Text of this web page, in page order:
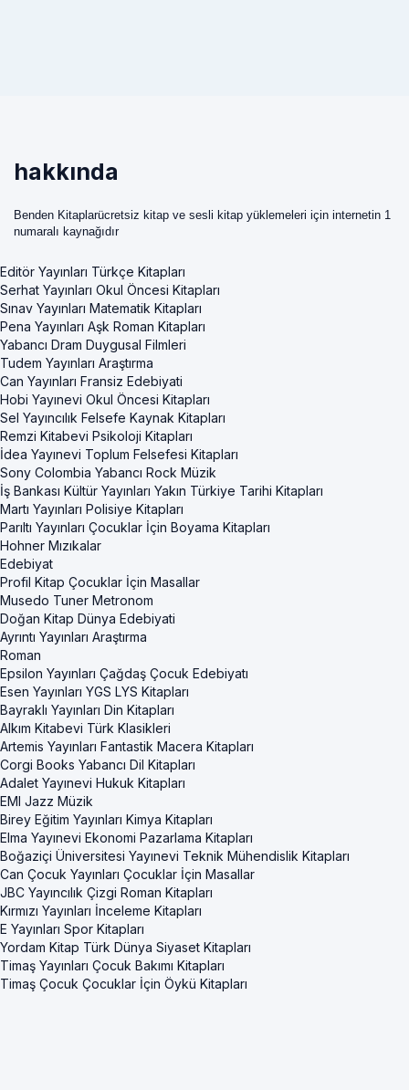
hakkında
Benden Kitaplarücretsiz kitap ve sesli kitap yüklemeleri için internetin 1
numaralı kaynağıdır
Editör Yayınları Türkçe Kitapları
Serhat Yayınları Okul Öncesi Kitapları
Sınav Yayınları Matematik Kitapları
Pena Yayınları Aşk Roman Kitapları
Yabancı Dram Duygusal Filmleri
Tudem Yayınları Araştırma
Can Yayınları Fransiz Edebiyati
Hobi Yayınevi Okul Öncesi Kitapları
Sel Yayıncılık Felsefe Kaynak Kitapları
Remzi Kitabevi Psikoloji Kitapları
İdea Yayınevi Toplum Felsefesi Kitapları
Sony Colombia Yabancı Rock Müzik
İş Bankası Kültür Yayınları Yakın Türkiye Tarihi Kitapları
Martı Yayınları Polisiye Kitapları
Parıltı Yayınları Çocuklar İçin Boyama Kitapları
Hohner Mızıkalar
Edebiyat
Profil Kitap Çocuklar İçin Masallar
Musedo Tuner Metronom
Doğan Kitap Dünya Edebiyati
Ayrıntı Yayınları Araştırma
Roman
Epsilon Yayınları Çağdaş Çocuk Edebiyatı
Esen Yayınları YGS LYS Kitapları
Bayraklı Yayınları Din Kitapları
Alkım Kitabevi Türk Klasikleri
Artemis Yayınları Fantastik Macera Kitapları
Corgi Books Yabancı Dil Kitapları
Adalet Yayınevi Hukuk Kitapları
EMI Jazz Müzik
Birey Eğitim Yayınları Kimya Kitapları
Elma Yayınevi Ekonomi Pazarlama Kitapları
Boğaziçi Üniversitesi Yayınevi Teknik Mühendislik Kitapları
Can Çocuk Yayınları Çocuklar İçin Masallar
JBC Yayıncılık Çizgi Roman Kitapları
Kırmızı Yayınları İnceleme Kitapları
E Yayınları Spor Kitapları
Yordam Kitap Türk Dünya Siyaset Kitapları
Timaş Yayınları Çocuk Bakımı Kitapları
Timaş Çocuk Çocuklar İçin Öykü Kitapları